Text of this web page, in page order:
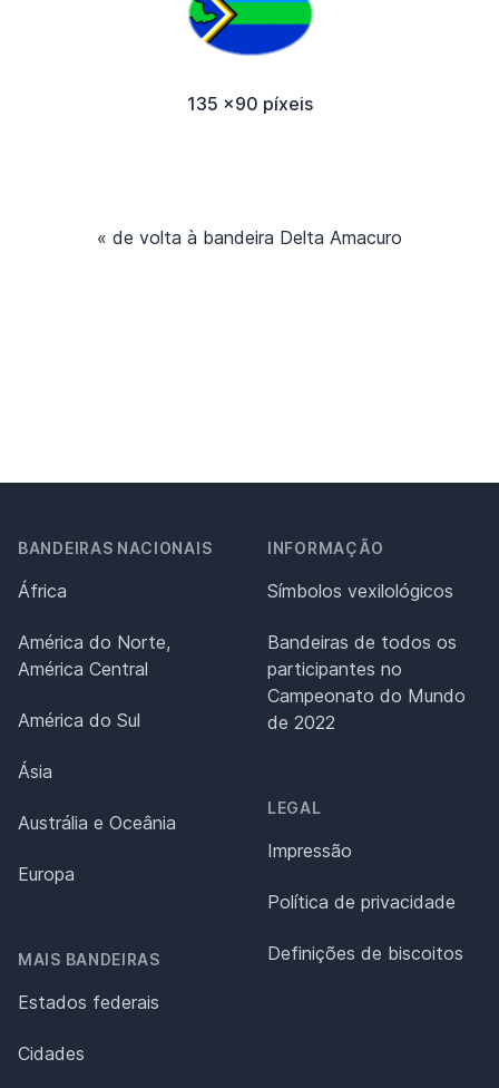
135 x90 píxeis
« de volta à bandeira Delta Amacuro
BANDEIRAS NACIONAIS
África
América do Norte,
América Central
América do Sul
Ásia
Austrália e Oceânia
Europa
MAIS BANDEIRAS
Estados federais
Cidades
INFORMAÇÃO
Símbolos vexilológicos
Bandeiras de todos os
participantes no
Campeonato do Mundo
de 2022
LEGAL
Impressão
Política de privacidade
Definições de biscoitos